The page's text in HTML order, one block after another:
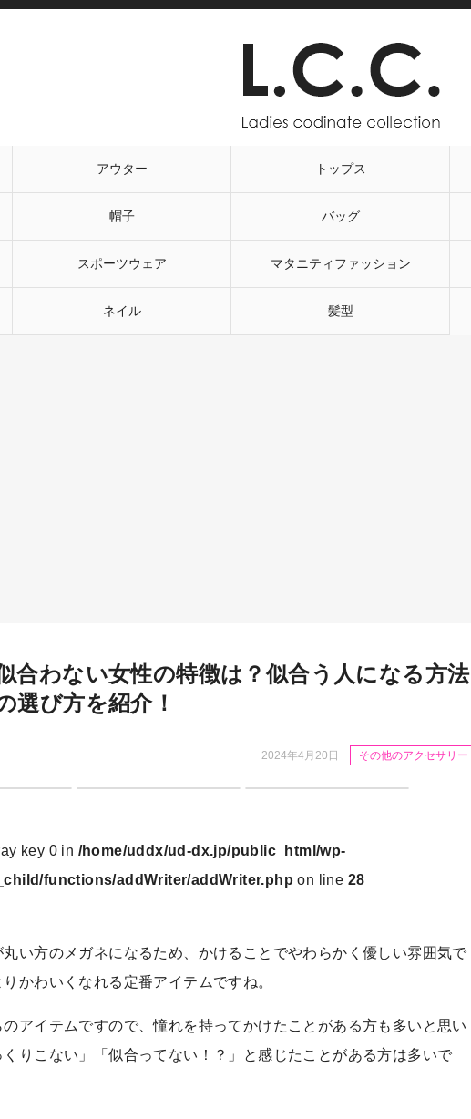
アウター トップス
帽子 バッグ
スポーツウェア マタニティファッション
ネイル 髪型
合わない女性の特徴は？似合う人になる方法
選び方を紹介！
2024年4月20日 その他のアクセサリー
key 0 in /home/uddx/ud-dx.jp/public_html/wp-
functions/addWriter/addWriter.php on line 28
い方のメガネになるため、かけることでやわらかく優しい雰囲気で
かわいくなれる定番アイテムですね。
アイテムですので、憧れを持ってかけたことがある方も多いと思い
りこない」「似合ってない！？」と感じたことがある方は多いで